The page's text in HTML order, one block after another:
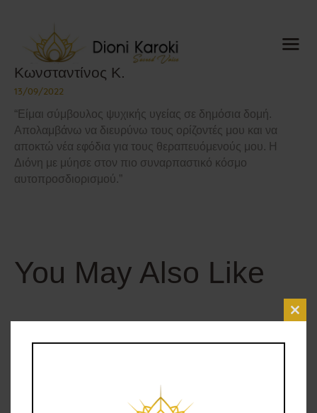
Dioni Karoki
Αρχική
About me
Sacred Voice
ThetaHealing®
Blog
Κωνσταντίνος Κ.
13/09/2022
“Είμαι σύμβουλος ψυχικής υγείας σε δημόσια δομή.
Απολαμβάνω να διευρύνω τους ορίζοντές μου και να
αποκτώ νέα εφόδια για τους θεραπευόμενούς μου. Η
Διόνη με μύησε στον πιο συναρπαστικό κόσμο
αυτοπροσδιορισμού.”
You May Also Like
Αναστασία Φ.